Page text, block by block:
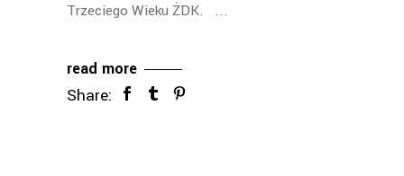
Trzeciego Wieku ŻDK.
read more
Share: